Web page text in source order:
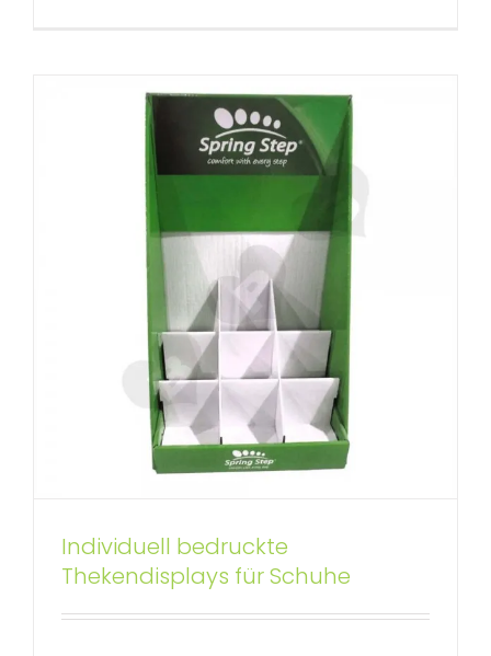
Individuell bedruckte
Thekendisplays für Schuhe
Kundenspezifische
Thekendisplays aus Wellpappe
Benutzerdefinierte Thekendisplays